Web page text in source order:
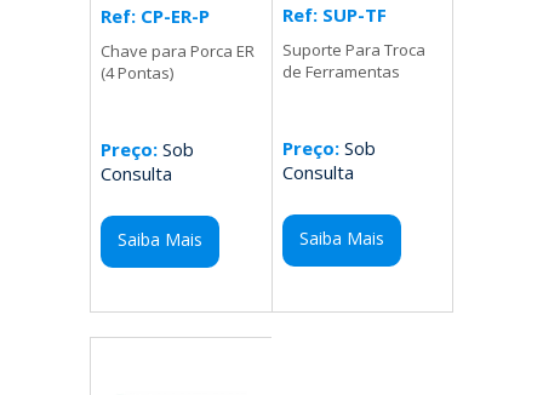
Ref: CP-ER-P
Chave para Porca ER
(4 Pontas)
Preço: Sob
Consulta
Saiba Mais
Ref: SUP-TF
Suporte Para Troca
de Ferramentas
Preço:Sob
Consulta
Saiba Mais